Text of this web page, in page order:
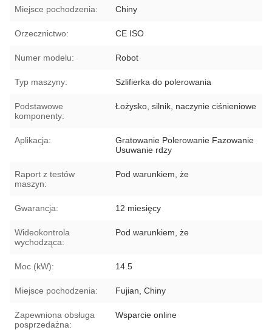
Miejsce pochodzenia: Chiny
Orzecznictwo: CE ISO
Numer modelu: Robot
Typ maszyny: Szlifierka do polerowania
Podstawowe
komponenty:
Łożysko, silnik, naczynie ciśnieniowe
Aplikacja:
Gratowanie Polerowanie Fazowanie
Usuwanie rdzy
Raport z testów
maszyn:
Pod warunkiem, że
Gwarancja: 12 miesięcy
Wideokontrola
wychodząca:
Pod warunkiem, że
Moc (kW): 14.5
Miejsce pochodzenia: Fujian, Chiny
Zapewniona obsługa
posprzedażna:
Wsparcie online